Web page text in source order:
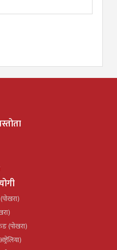
(पोखरा)